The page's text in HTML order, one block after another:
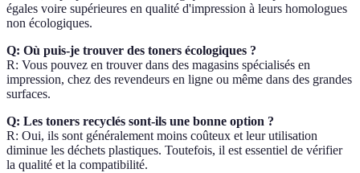
égales voire supérieures en qualité d'impression à leurs homologues
non écologiques.
Q: Où puis-je trouver des toners écologiques ?
R: Vous pouvez en trouver dans des magasins spécialisés en
impression, chez des revendeurs en ligne ou même dans des grandes
surfaces.
Q: Les toners recyclés sont-ils une bonne option ?
R: Oui, ils sont généralement moins coûteux et leur utilisation
diminue les déchets plastiques. Toutefois, il est essentiel de vérifier
la qualité et la compatibilité.